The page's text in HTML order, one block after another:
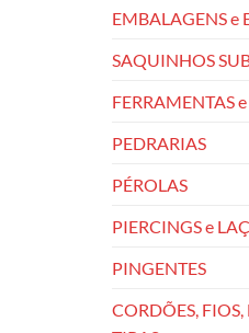
EMBALAGENS e
SAQUINHOS
FERRAMENTAS
PEDRARIAS
PÉROLAS
PIERCINGS e
PINGENTES
CORDÕES,